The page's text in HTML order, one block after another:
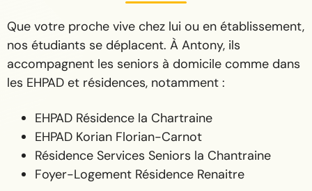
Que votre proche vive chez lui ou en établissement,
nos étudiants se déplacent. À Antony, ils
accompagnent les seniors à domicile comme dans
les EHPAD et résidences, notamment :
EHPAD Résidence la Chartraine
EHPAD Korian Florian-Carnot
Résidence Services Seniors la Chantraine
Foyer-Logement Résidence Renaitre